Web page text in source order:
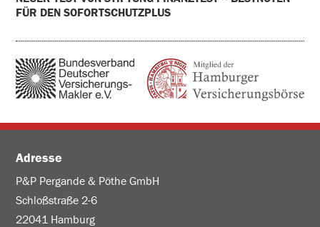
FÜR DEN SOFORTSCHUTZPLUS
Adresse
P&P Pergande & Pöthe GmbH
Schloßstraße 2-6
22041 Hamburg